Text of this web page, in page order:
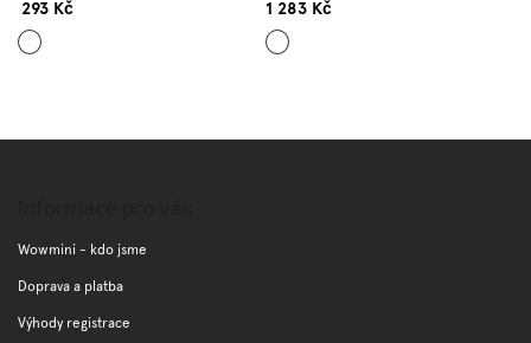
293 Kč
Oranžová
1 283 Kč
Mix
barev
Wowmini - kdo jsme
Doprava a platba
Výhody registrace